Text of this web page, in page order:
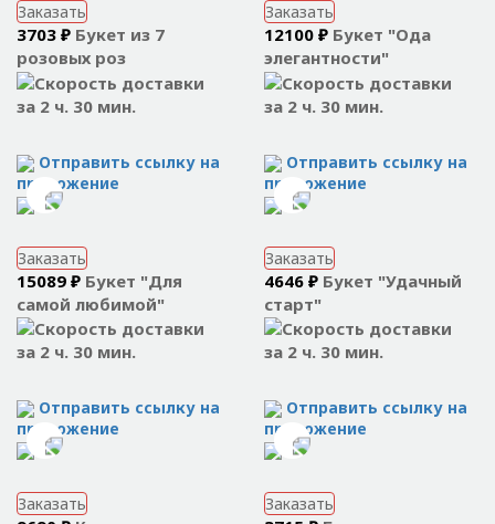
Заказать
3703 ₽ Букет из 7
розовых роз
за 2 ч. 30 мин.
Отправить ссылку на
приложение
Заказать
12100 ₽ Букет "Ода
элегантности"
за 2 ч. 30 мин.
Отправить ссылку на
приложение
Заказать
15089 ₽ Букет "Для
самой любимой"
за 2 ч. 30 мин.
Отправить ссылку на
приложение
Заказать
4646 ₽ Букет "Удачный
старт"
за 2 ч. 30 мин.
Отправить ссылку на
приложение
Заказать Заказать